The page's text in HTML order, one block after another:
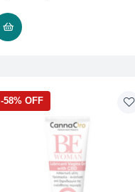
-58% OFF